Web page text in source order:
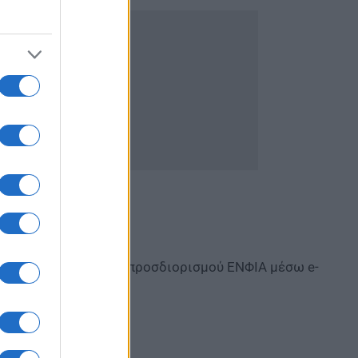
της νέας πράξης προσδιορισμού ΕΝΦΙΑ μέσω e-
ΕΝΦΙΑ: